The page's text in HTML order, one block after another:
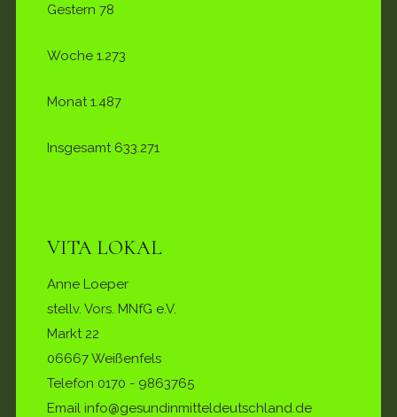
Gestern 78
Woche 1.273
Monat1.487
Insgesamt 633.271
VITA LOKAL
Anne Loeper
stellv. Vors. MNfG e.V.
Markt 22
06667 Weißenfels
Telefon 0170 - 9863765
Email info@gesundinmitteldeutschland.de